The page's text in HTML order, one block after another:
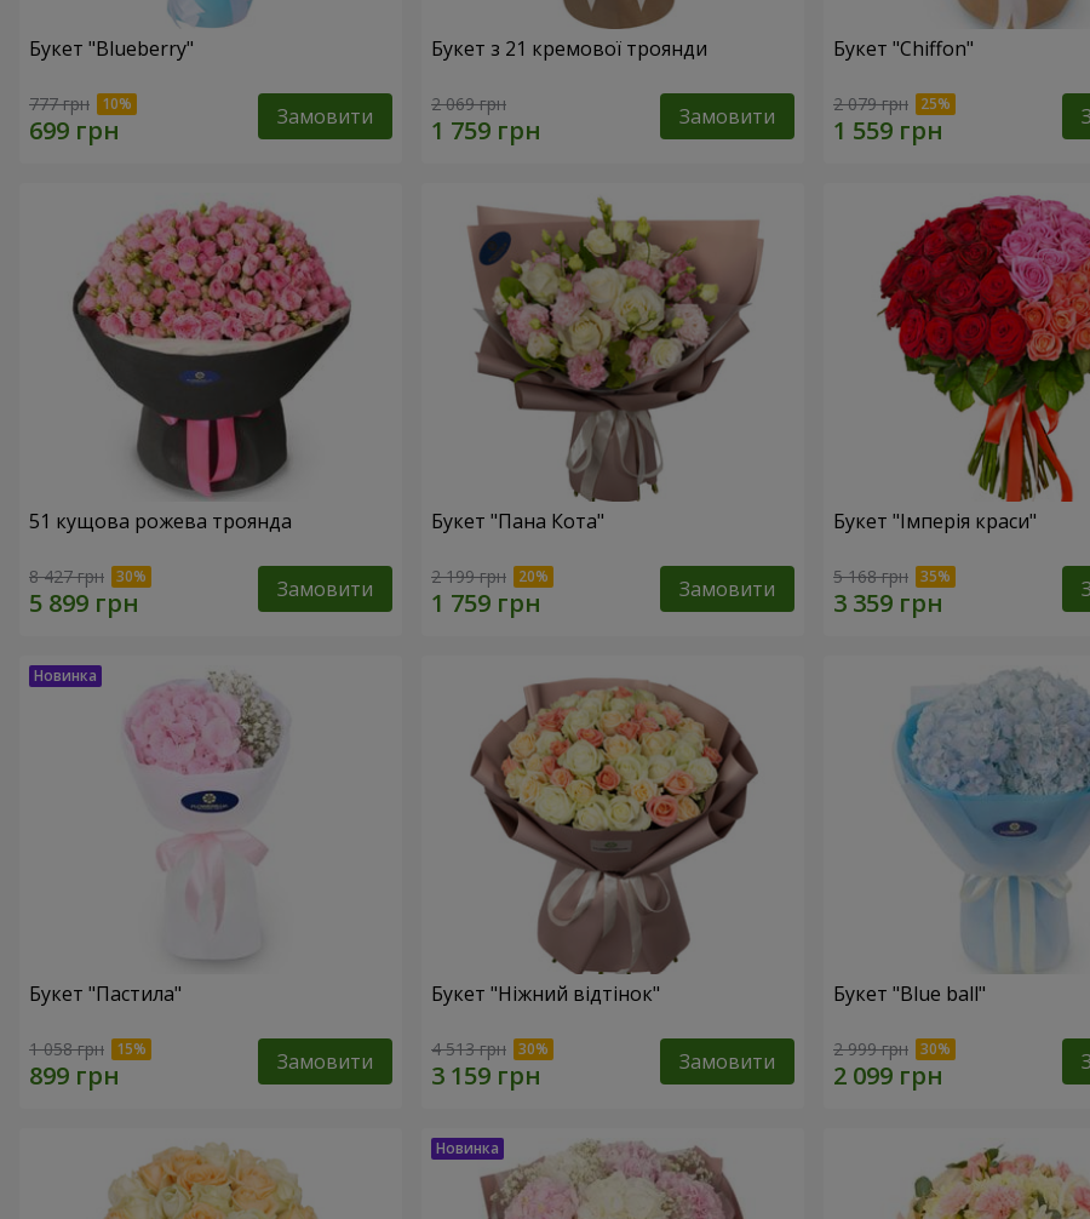
Букет "Blueberry"
777 грн Замовити
Букет з 21 кремової троянди
2 069 грн Замовити
Букет "Chiffon"
2 079 грн
51 кущова рожева троянда
8 427 грн Замовити
Букет "Пана Кота"
2 199 грн Замовити
Букет "Імперія краси"
5 168 грн
Букет "Пастила"
1 058 грн Замовити
Букет "Ніжний відтінок"
4 513 грн Замовити
Букет "Blue ball"
2 999 грн